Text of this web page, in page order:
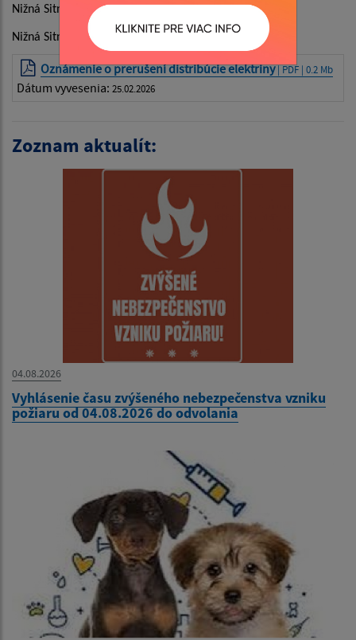
Nižná Sitnica 106
Nižná Sitnica 107
Oznámenie o prerušení distribúcie elektriny| PDF | 0.2 Mb
Dátum vyvesenia: 25.02.2026
Zoznam aktualít:
04.08.2026
Vyhlásenie času zvýšeného nebezpečenstva vzniku
požiaru od 04.08.2026 do odvolania